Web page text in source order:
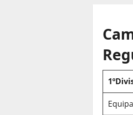
Equipa